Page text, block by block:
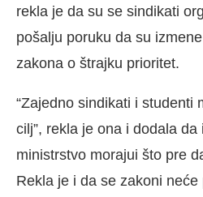
rekla je da su se sindikati
pošalju poruku da su
zakona o štrajku prioritet.
“Zajedno sindikati i studenti
cilj”, rekla je ona i dodala
ministrstvo morajui što pre
Rekla je i da se zakoni